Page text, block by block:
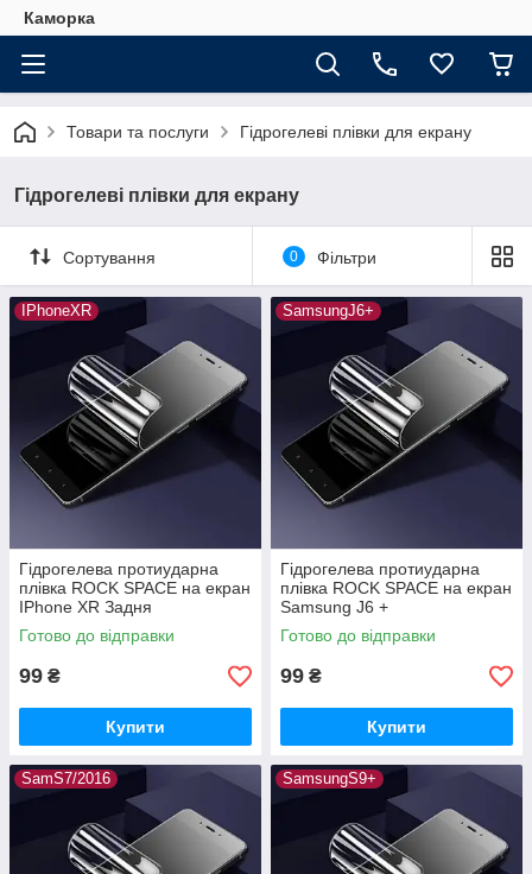
Каморка
Товари та послуги Гідрогелеві плівки для екрану
Гідрогелеві плівки для екрану
Сортування 0 Фільтри
IPhoneXR
Гідрогелева протиударна
плівка ROCK SPACE на екран
IPhone XR Задня
Готово до відправки
99 ₴
Купити
SamsungJ6+
Гідрогелева протиударна
плівка ROCK SPACE на екран
Samsung J6 +
Готово до відправки
99 ₴
Купити
SamS7/2016 SamsungS9+